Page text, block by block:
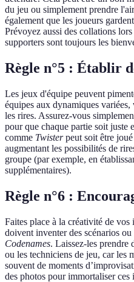
du jeu ou simplement prendre
également que les joueurs
Prévoyez aussi des collations
supporters sont toujours les
Règle n°5 : Établir
Les jeux d'équipe peuvent
équipes aux dynamiques variées,
les rires. Assurez-vous
pour que chaque partie soit juste
comme Twisterpeut soit être
augmentant les possibilités de
groupe (par exemple, en
supplémentaires).
Règle n°6 :
Faites place à la créativité de
doivent inventer des scénarios
Codenames. Laissez-les prendre
ou les techniciens de jeu, car les
souvent de moments
des photos pour immortaliser ces